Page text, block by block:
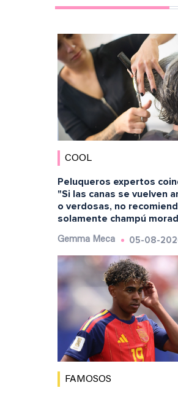
COOL
Peluqueros expertos
"Si las canas se vuelven
o verdosas, no
solamente champú
Gemma Meca 05-08-
FAMOSOS